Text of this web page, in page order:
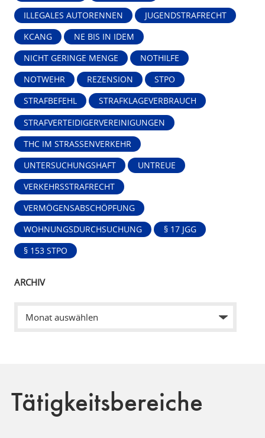
ILLEGALES AUTORENNEN JUGENDSTRAFRECHT
KCANG NE BIS IN IDEM
NICHT GERINGE MENGE NOTHILFE
NOTWEHR REZENSION STPO
STRAFBEFEHL STRAFKLAGEVERBRAUCH
STRAFVERTEIDIGERVEREINIGUNGEN
THC IM STRASSENVERKEHR
UNTERSUCHUNGSHAFT UNTREUE
VERKEHRSSTRAFRECHT
VERMÖGENSABSCHÖPFUNG
WOHNUNGSDURCHSUCHUNG § 17 JGG
§ 153 STPO
ARCHIV
Tätigkeitsbereiche